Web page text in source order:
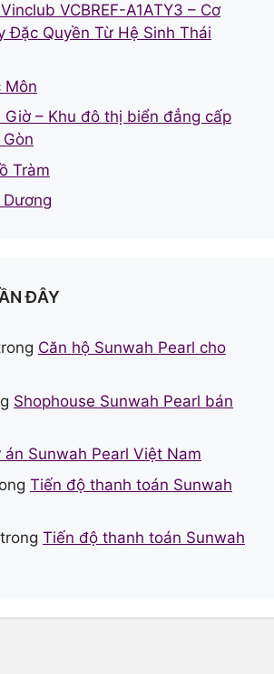
VCBREF-A1ATY3 – Cơ
Đặc Quyền Từ Hệ Sinh Thái
Môn
Giờ – Khu đô thị biển đẳng cấp
Tràm
ĐÂY
Căn hộ Sunwah Pearl cho
Shophouse Sunwah Pearl bán
án Sunwah Pearl Việt Nam
Tiến độ thanh toán Sunwah
trong Tiến độ thanh toán Sunwah